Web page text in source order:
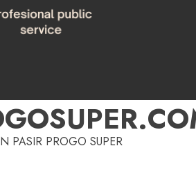
PASIR PROGO SUPER